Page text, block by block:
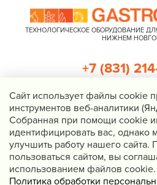
ТЕХНОЛОГИЧЕСКОЕ ОБОРУДОВАНИЕ
НИЖНЕМ
Нижний Новгород, Казанское
Политика
+7 (831)
Перезвоните
Cайт использует файлы cookie
инструментов веб-аналитики
Собранная при помощи cookie
идентифицировать вас, однако
улучшить работу нашего сайта.
пользоваться сайтом, вы
использованием файлов cookie.
Политика обработки